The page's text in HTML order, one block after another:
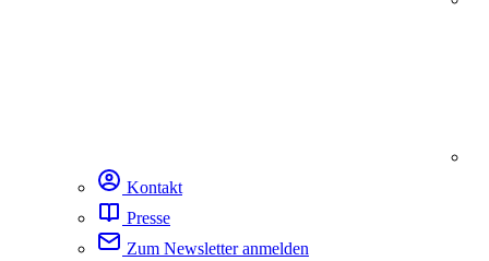
Kontakt
Presse
Zum Newsletter anmelden